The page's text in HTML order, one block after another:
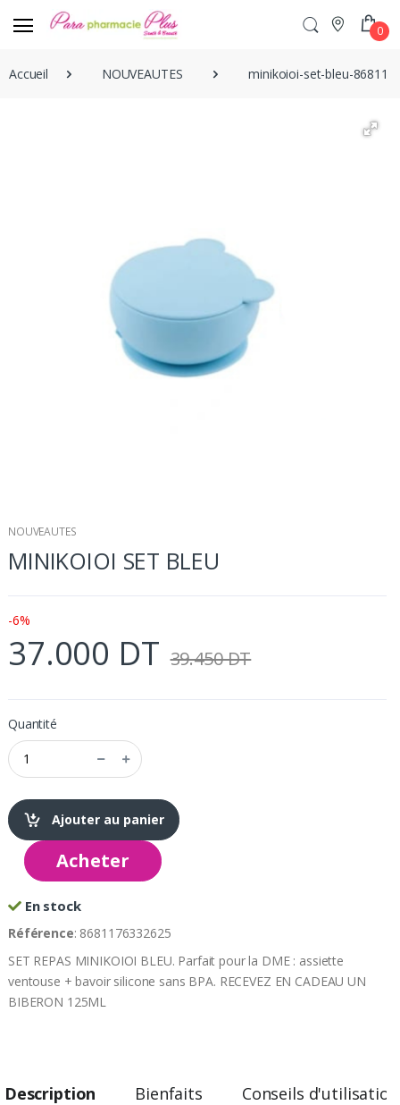
0
Accueil NOUVEAUTES minikoioi-set-bleu-
NOUVEAUTES
MINIKOIOI SET BLEU
-6%
37.000 DT 39.450 DT
Quantité
Ajouter au panier
Acheter
En stock
Référence: 8681176332625
SET REPAS MINIKOIOI BLEU. Parfait pour la DME : assiette
ventouse + bavoir silicone sans BPA. RECEVEZ EN CADEAU UN
BIBERON 125ML
Description Bienfaits Conseils d'utilisation